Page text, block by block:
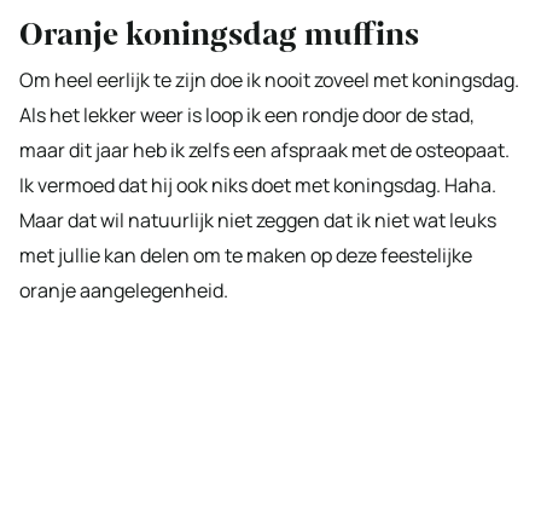
Oranje koningsdag muffins
Om heel eerlijk te zijn doe ik nooit zoveel met koningsdag.
Als het lekker weer is loop ik een rondje door de stad,
maar dit jaar heb ik zelfs een afspraak met de osteopaat.
Ik vermoed dat hij ook niks doet met koningsdag. Haha.
Maar dat wil natuurlijk niet zeggen dat ik niet wat leuks
met jullie kan delen om te maken op deze feestelijke
oranje aangelegenheid.